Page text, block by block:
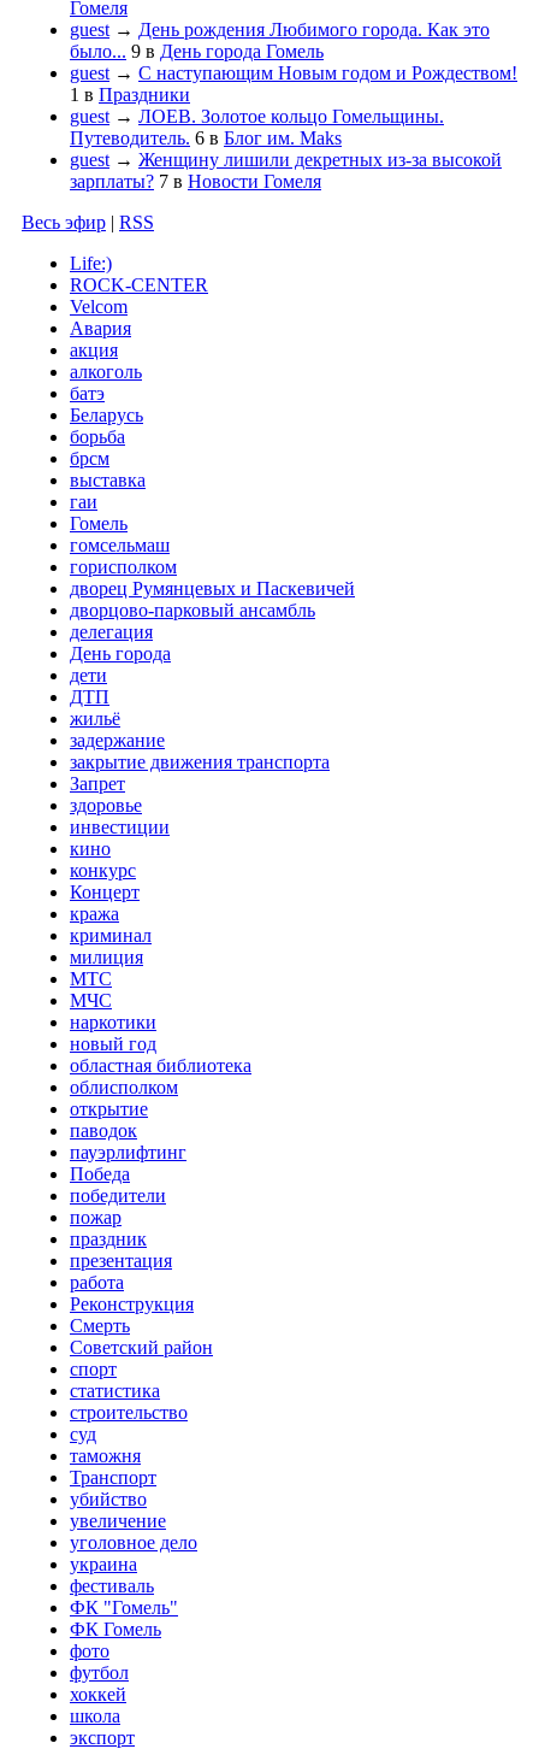
Гомеля
guest → День рождения Любимого города. Как это
было... 9 в День города Гомель
guest → С наступающим Новым годом и Рождеством!
1 в Праздники
guest → ЛОЕВ. Золотое кольцо Гомельщины.
Путеводитель. 6 в Блог им. Maks
guest → Женщину лишили декретных из-за высокой
зарплаты? 7 в Новости Гомеля
Весь эфир | RSS
Life:)
ROCK-CENTER
Velcom
Авария
акция
алкоголь
батэ
Беларусь
борьба
брсм
выставка
гаи
Гомель
гомсельмаш
горисполком
дворец Румянцевых и Паскевичей
дворцово-парковый ансамбль
делегация
День города
дети
ДТП
жильё
задержание
закрытие движения транспорта
Запрет
здоровье
инвестиции
кино
конкурс
Концерт
кража
криминал
милиция
МТС
МЧС
наркотики
новый год
областная библиотека
облисполком
открытие
паводок
пауэрлифтинг
Победа
победители
пожар
праздник
презентация
работа
Реконструкция
Смерть
Советский район
спорт
статистика
строительство
суд
таможня
Транспорт
убийство
увеличение
уголовное дело
украина
фестиваль
ФК "Гомель"
ФК Гомель
фото
футбол
хоккей
школа
экспорт